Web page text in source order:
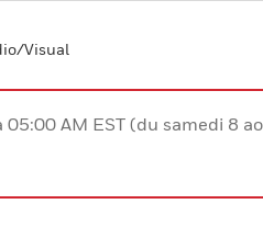
Visual
AM EST (du samedi 8